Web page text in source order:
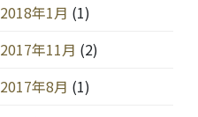
2018年1月 (1)
2017年11月 (2)
2017年8月 (1)